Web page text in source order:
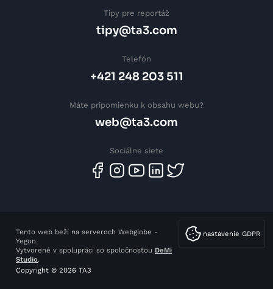
Tipy pre reportáž
tipy@ta3.com
Telefón
+421 248 203 511
Máte pripomienku k obsahu webu?
web@ta3.com
Sociálne siete
nastavenie GDPR
Tento web beží na serveroch Webglobe -
Yegon.
Vytvorené v spolupráci so spoločnosťou DeMi
Studio.
Copyright © 2026 TA3